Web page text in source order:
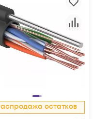
Распродажа остатков